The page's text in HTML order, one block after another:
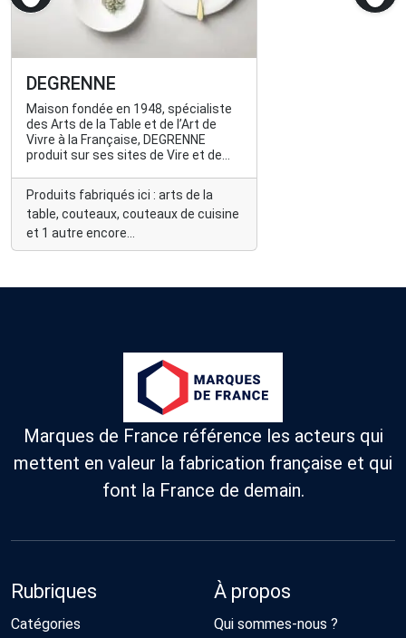
DEGRENNE
Maison fondée en 1948, spécialiste
des Arts de la Table et de l’Art de
Vivre à la Française, DEGRENNE
produit sur ses sites de Vire et de
de vaisselle.
Produits fabriqués ici : arts de la
table, couteaux, couteaux de cuisine
et 1 autre encore...
Marques de France référence les acteurs qui
mettent en valeur la fabrication française et qui
font la France de demain.
Rubriques
Catégories
À propos
Qui sommes-nous ?